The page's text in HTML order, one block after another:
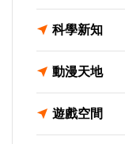
科學新知
動漫天地
遊戲空間